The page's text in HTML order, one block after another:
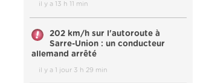
il y a 13 h 11 min
202 km/h sur l'autoroute à
Sarre-Union : un conducteur
allemand arrêté
il y a 1 jour 3 h 29 min